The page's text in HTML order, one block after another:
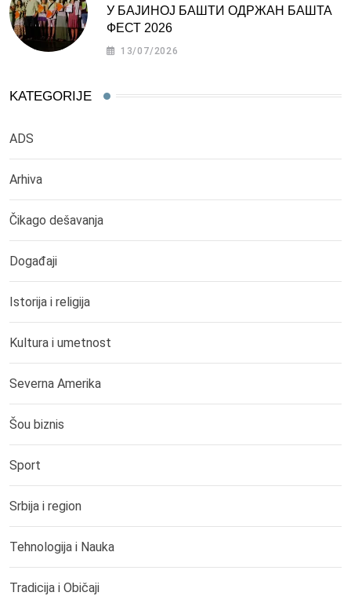
У БАЈИНОЈ БАШТИ ОДРЖАН БАШТА
ФЕСТ 2026
13/07/2026
KATEGORIJE
ADS
Arhiva
Čikago dešavanja
Događaji
Istorija i religija
Kultura i umetnost
Severna Amerika
Šou biznis
Sport
Srbija i region
Tehnologija i Nauka
Tradicija i Običaji